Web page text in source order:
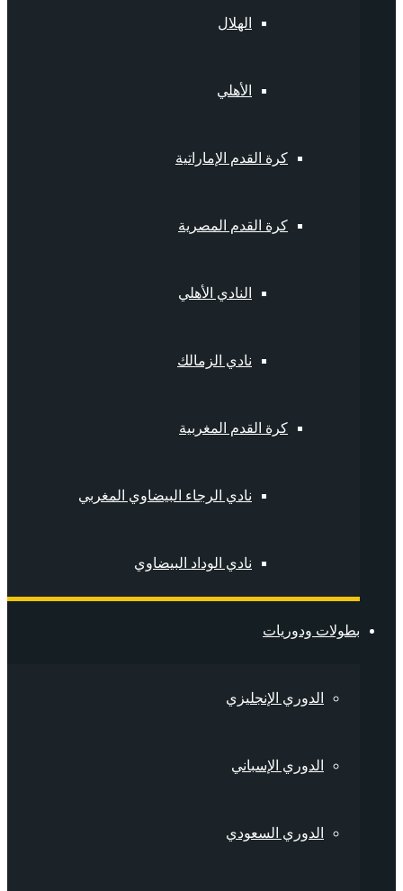
الهلال
الأهلي
كرة القدم الإماراتية
كرة القدم المصرية
النادي الأهلي
نادي الزمالك
كرة القدم المغربية
نادي الرجاء البيضاوي المغربي
نادي الوداد البيضاوي
بطولات ودوريات
الدوري الإنجليزي
الدوري الإسباني
الدوري السعودي